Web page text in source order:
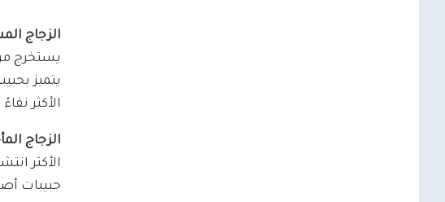
الزجاج
يستخرج
يتميز
الأكثر
الزجاج
الأكثر
حبيبات